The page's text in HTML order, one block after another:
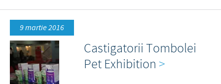
9 martie 2016
Castigatorii Tombolei
Pet Exhibition >